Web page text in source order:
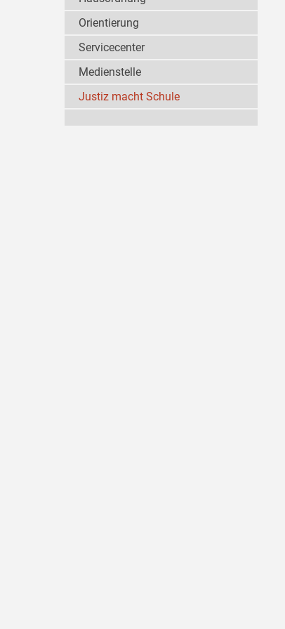
Orientierung
Servicecenter
Medienstelle
Justiz macht Schule